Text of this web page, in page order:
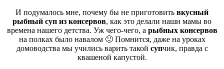
И подумалось мне, почему бы не приготовить вкусный
рыбный суп из консервов, как это делали наши мамы во
времена нашего детства. Уж чего-чего, а рыбных консервов
на полках было навалом 🙂 Помнится, даже на уроках
домоводства мы учились варить такой супчик, правда с
квашеной капустой.